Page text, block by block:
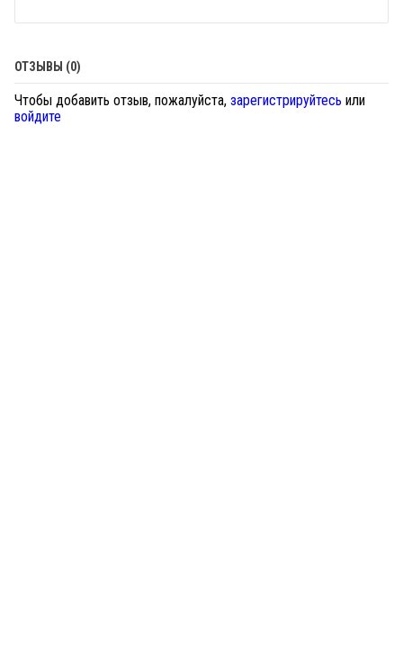
ОТЗЫВЫ (0)
Чтобы добавить отзыв, пожалуйста, зарегистрируйтесь или
войдите